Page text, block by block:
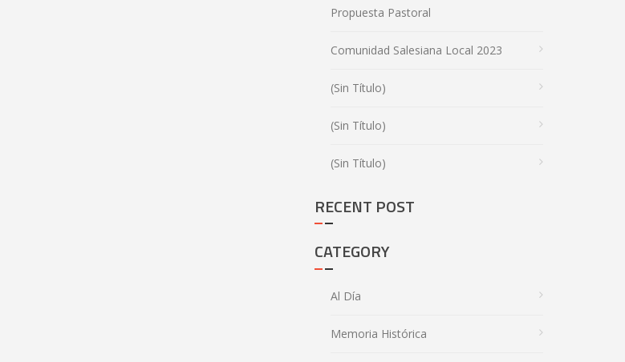
Propuesta Pastoral
Comunidad Salesiana Local 2023
(sin Título)
(sin Título)
(sin Título)
RECENT POST
CATEGORY
Al Día
Memoria Histórica